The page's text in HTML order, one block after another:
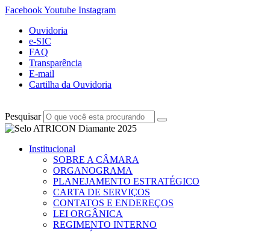
FacebookYoutube Instagram
Ouvidoria
e-SIC
FAQ
Transparência
E-mail
Cartilha da Ouvidoria
Pesquisar
Institucional
SOBRE A CÂMARA
ORGANOGRAMA
PLANEJAMENTO ESTRATÉGICO
CARTA DE SERVIÇOS
CONTATOS E ENDEREÇOS
LEI ORGÂNICA
REGIMENTO INTERNO